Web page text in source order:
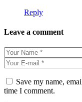
Reply
Leave a comment
Save my name,
time I comment.